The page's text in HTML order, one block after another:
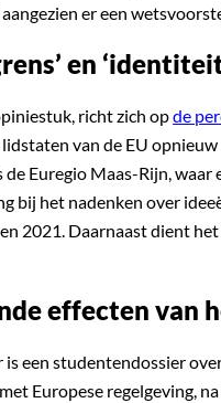
er een
en
richt zich opde
van de EU
Euregio Maas-Rijn,
bij het nadenken over
2021. Daarnaast dient
effecten van
is een studentendossier
Europese regelgeving,